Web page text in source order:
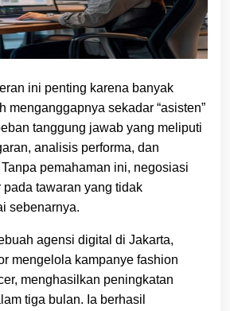
ini penting karena banyak
menganggapnya sekadar “asisten”
tanggung jawab yang meliputi
analisis performa, dan
pemahaman ini, negosiasi
tawaran yang tidak
sebenarnya.
agensi digital di Jakarta,
mengelola kampanye fashion
menghasilkan peningkatan
tiga bulan. Ia berhasil